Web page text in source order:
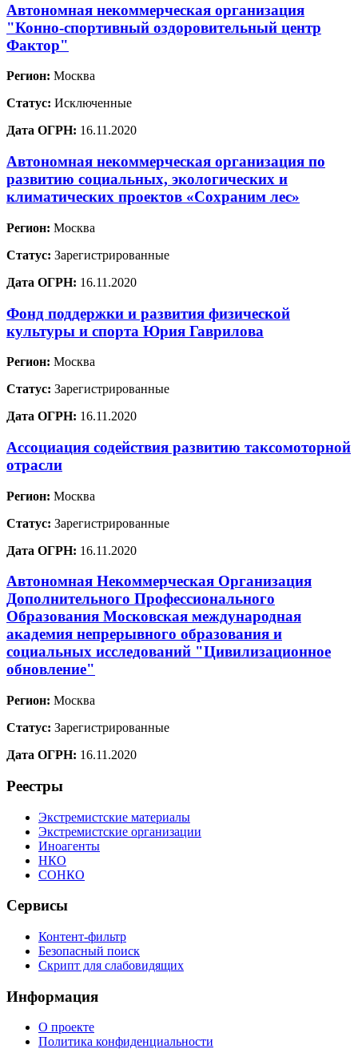
Автономная некоммерческая организация
"Конно-спортивный оздоровительный центр
Фактор"
Регион: Москва
Статус: Исключенные
Дата ОГРН: 16.11.2020
Автономная некоммерческая организация по
развитию социальных, экологических и
климатических проектов «Сохраним лес»
Регион: Москва
Статус: Зарегистрированные
Дата ОГРН: 16.11.2020
Фонд поддержки и развития физической
культуры и спорта Юрия Гаврилова
Регион: Москва
Статус: Зарегистрированные
Дата ОГРН: 16.11.2020
Ассоциация содействия развитию таксомоторной
отрасли
Регион: Москва
Статус: Зарегистрированные
Дата ОГРН: 16.11.2020
Автономная Некоммерческая Организация
Дополнительного Профессионального
Образования Московская международная
академия непрерывного образования и
социальных исследований "Цивилизационное
обновление"
Регион: Москва
Статус: Зарегистрированные
Дата ОГРН: 16.11.2020
Реестры
Экстремистские материалы
Экстремистские организации
Иноагенты
НКО
СОНКО
Сервисы
Контент-фильтр
Безопасный поиск
Скрипт для слабовидящих
Информация
О проекте
Политика конфиденциальности